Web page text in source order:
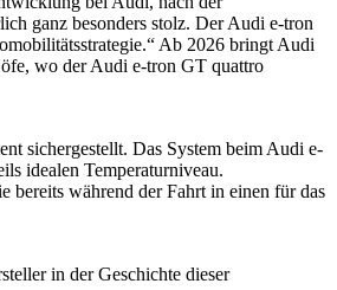
ganz besonders stolz. Der Audi e-tron
Ab 2026 bringt Audi
wo der Audi e-tron GT quattro
sichergestellt. Das System beim Audi e-
idealen Temperaturniveau.
bereits während der Fahrt in einen für das
in der Geschichte dieser